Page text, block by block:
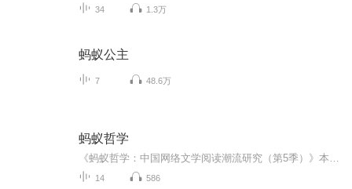
34 1.3万
蚂蚁公主
7 48.6万
蚂蚁哲学
14 586